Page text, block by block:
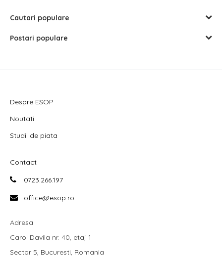
Cautari populare
Postari populare
Despre ESOP
Noutati
Studii de piata
Contact
0723.266.197
office@esop.ro
Adresa
Carol Davila nr. 40, etaj 1
Sector 5, Bucuresti, Romania